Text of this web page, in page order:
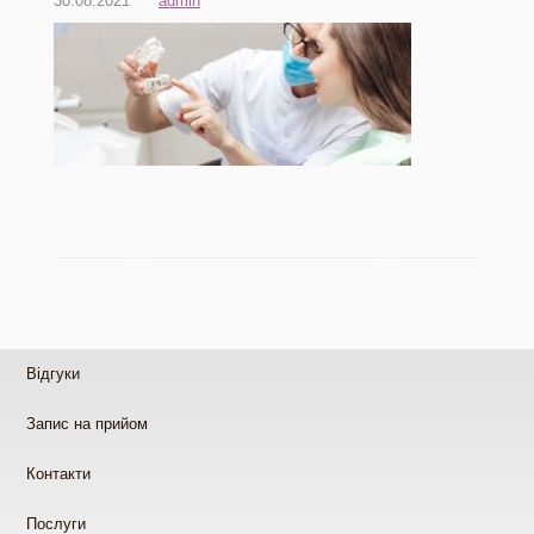
Відгуки
Запис на прийом
Контакти
Послуги